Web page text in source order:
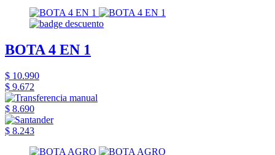
BOTA 4 EN 1
$ 10.990
$ 9.672
$ 8.690
$ 8.243